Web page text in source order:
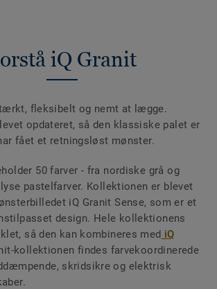
iQ Granit
fleksibelt og nemt at lægge.
opdateret, så den klassiske palet er
fået et retningsløst mønster.
50 farver - fra nordiske grå og
pastelfarver. Kollektionen er blevet
iQ Granit Sense, som er et
design. Hele kollektionens
så den kan kombineres med iQ
kollektionen findes farvekoordinerede
skridsikre og elektrisk